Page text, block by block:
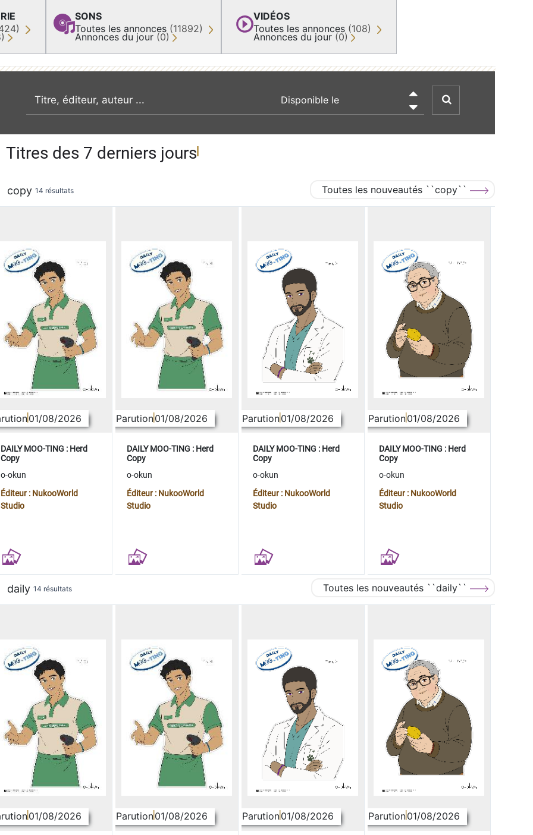
SONS
Toutes les annonces (11892)
Annonces du jour (0)
VIDÉOS
Toutes les annonces (108)
Annonces du jour (0)
recherche par mot clé

Titres des 7 derniers jours
copy 14 résultats Toutes les nouveautés ``copy``
01/08/2026
DAILY MOO-TING : Herd
Copy
o-okun
Éditeur : NukooWorld
Studio
Parution01/08/2026
DAILY MOO-TING : Herd
Copy
o-okun
Éditeur : NukooWorld
Studio
Parution01/08/2026
DAILY MOO-TING : Herd
Copy
o-okun
Éditeur : NukooWorld
Studio
Parution01/08/2026
DAILY MOO-TING : Herd
Copy
o-okun
Éditeur : NukooWorld
Studio
daily 14 résultats Toutes les nouveautés ``daily``
01/08/2026 Parution01/08/2026 Parution01/08/2026 Parution01/08/2026